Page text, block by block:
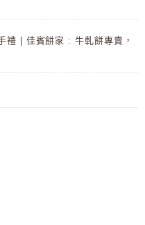
禮 | 佳賓餅家 : 牛軋餅專賣，